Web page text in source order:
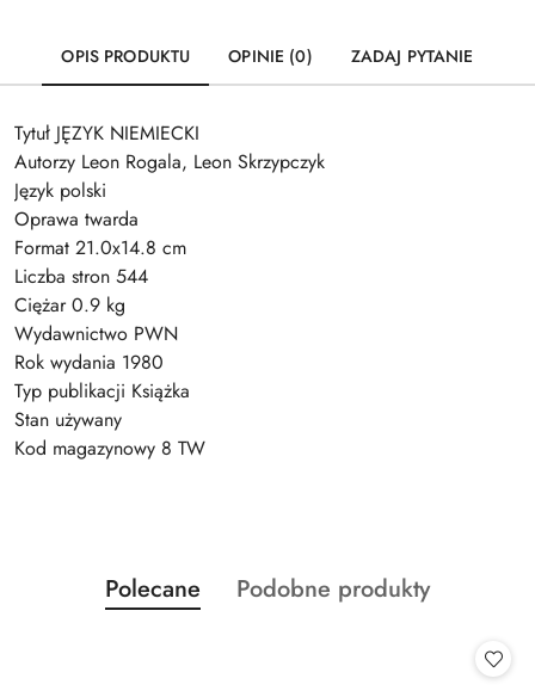
OPIS PRODUKTU OPINIE (0) ZADAJ PYTANIE
Tytuł JĘZYK NIEMIECKI
Autorzy Leon Rogala, Leon Skrzypczyk
Język polski
Oprawa twarda
Format 21.0x14.8 cm
Liczba stron 544
Ciężar 0.9 kg
Wydawnictwo PWN
Rok wydania 1980
Typ publikacji Książka
Stan używany
Kod magazynowy 8 TW
Pomiń karuzelę produktów
Produkty
o
Polecane
Produkty
Podobne produkty